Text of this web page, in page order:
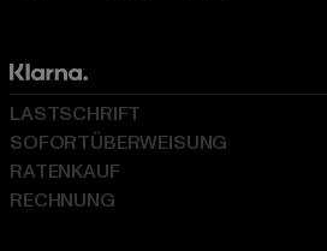
LASTSCHRIFT
SOFORTÜBERWEISUNG
RATENKAUF
RECHNUNG